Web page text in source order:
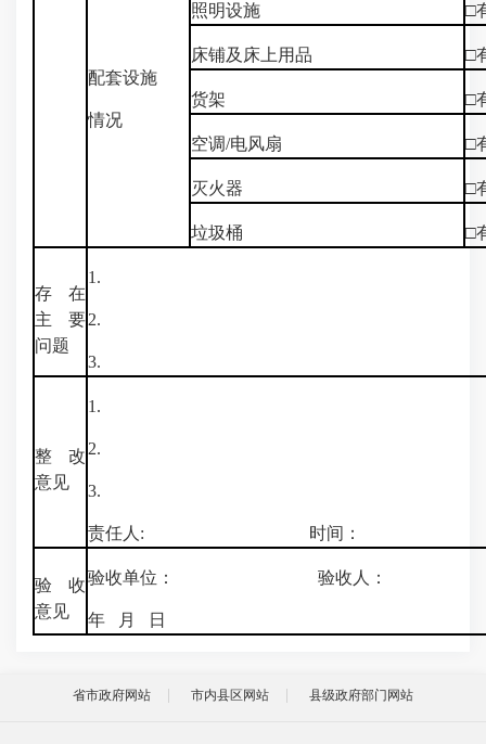
配套设施
情况
照明设施 □
床铺及床上用品 □
货架 □
空调/电风扇 □
灭火器 □
垃圾桶 □
存在
主要
问题
1.
2.
3.
整改
意见
1.
2.
3.
责任人: 时间：
验收
意见
验收单位： 验收人：
年 月 日
省市政府网站 市内县区网站 县级政府部门网站